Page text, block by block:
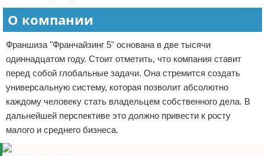
О компании
Франшиза "Франчайзинг 5" основана в две тысячи
одиннадцатом году. Стоит отметить, что компания ставит
перед собой глобальные задачи. Она стремится создать
универсальную систему, которая позволит абсолютно
каждому человеку стать владельцем собственного дела. В
дальнейшей перспективе это должно привести к росту
малого и среднего бизнеса.